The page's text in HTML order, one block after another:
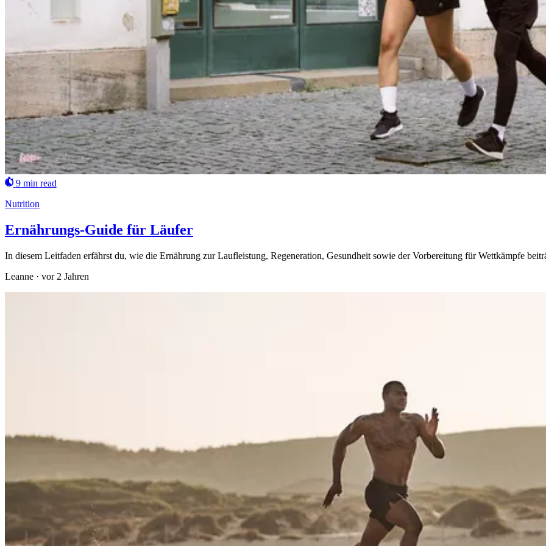
9 min read
Nutrition
Ernährungs-Guide für Läufer
In diesem Leitfaden erfährst du, wie die Ernährung zur Laufleistung, Regeneration, Gesundheit sowie der Vorbereitung für Wettkämpfe
Leanne · vor 2 Jahren